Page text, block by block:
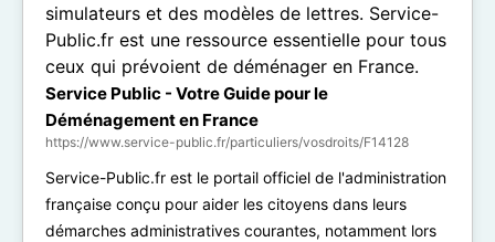
Service Public - Votre Guide pour le
Déménagement en France
https://www.service-public.fr/particuliers/vosdroits/F14128
Service-Public.fr est le portail officiel de l'administration
française conçu pour aider les citoyens dans leurs
démarches administratives courantes, notamment lors